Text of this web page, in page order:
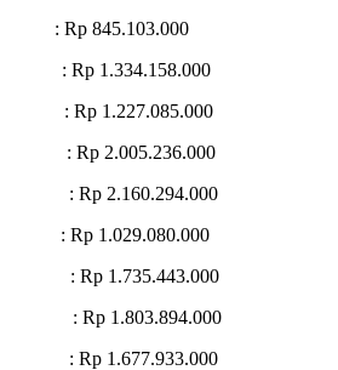
Rp 845.103.000
1.334.158.000
1.227.085.000
2.005.236.000
2.160.294.000
Rp 1.029.080.000
1.735.443.000
1.803.894.000
Rp 1.677.933.000